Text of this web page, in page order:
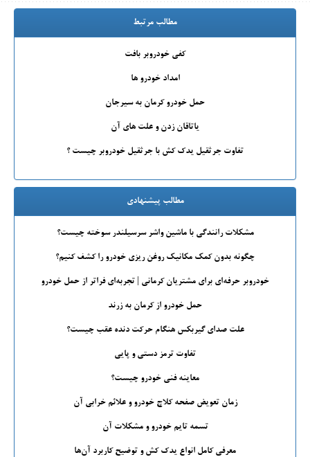
مطالب مرتبط
کفی خودروبر بافت
امداد خودرو ها
حمل خودرو کرمان به سیرجان
یاتاقان زدن و علت های آن
تفاوت جرثقیل یدک کش با جرثقیل خودروبر چیست ؟
مطالب پیشنهادی
مشکلات رانندگی با ماشین واشر سرسیلندر سوخته چیست؟
چگونه بدون کمک مکانیک روغن ریزی خودرو را کشف کنیم؟
خودروبر حرفه‌ای برای مشتریان کرمانی | تجربه‌ای فراتر از حمل خودرو
حمل خودرو از کرمان به زرند
علت صدای گیربکس هنگام حرکت دنده عقب چیست؟
تفاوت ترمز دستی و پایی
معاینه فنی خودرو چیست؟
زمان تعویض صفحه کلاچ خودرو و علائم خرابی آن
تسمه تایم خودرو و مشکلات آن
معرفی کامل انواع یدک کش و توضیح کاربرد آن‌ها